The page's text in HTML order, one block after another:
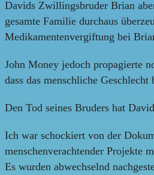
Davids Zwillingsbruder Brian
gesamte Familie durchaus
Medikamentenvergiftung bei
John Money jedoch propagierte
dass das menschliche
Den Tod seines Bruders hat
Ich war schockiert von der
menschenverachtender Projekte
Es wurden abwechselnd